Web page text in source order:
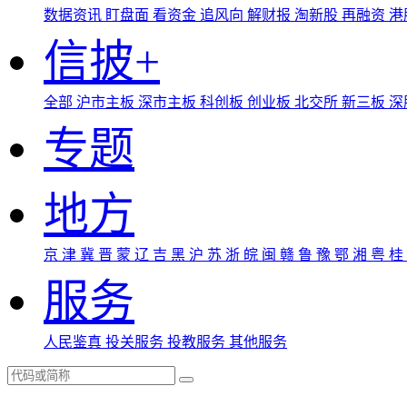
数据资讯 盯盘面 看资金 追风向 解财报 淘新股 再融资
信披+
全部 沪市主板 深市主板 科创板 创业板 北交所 新三板
专题
地方
京 津 冀 晋 蒙 辽 吉 黑 沪 苏 浙 皖 闽 赣 鲁 豫 鄂 湘 粤 桂
服务
人民鉴真 投关服务 投教服务 其他服务